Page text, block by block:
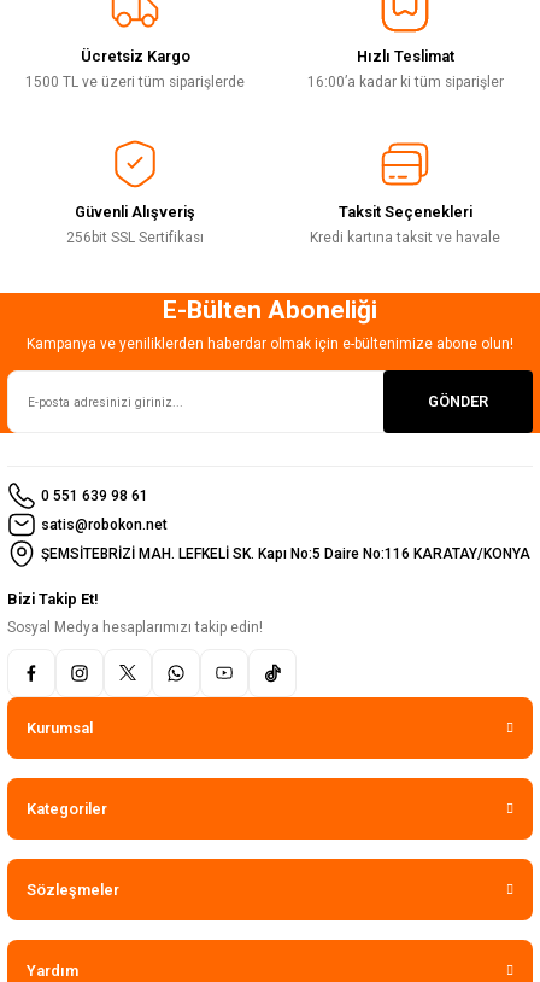
Ürün resmi kalitesiz, bozuk veya görüntülenemiyor.
Ürün açıklamasında eksik bilgiler bulunuyor.
Ürün bilgilerinde hatalar bulunuyor.
Bu ürüne benzer farklı alternatifler olmalı.
Gönder
Deneyimini Paylaş
Ücretsiz Kargo
1500 TL ve üzeri tüm siparişlerde
Hızlı Teslimat
16:00’a kadar ki tüm siparişler
Güvenli Alışveriş
256bit SSL Sertifikası
Taksit Seçenekleri
Kredi kartına taksit ve havale
E-Bülten Aboneliği
Kampanya ve yeniliklerden haberdar olmak için e-bültenimize abone olun!
GÖNDER
0 551 639 98 61
satis@robokon.net
ŞEMSİTEBRİZİ MAH. LEFKELİ SK. Kapı No:5 Daire No:116 KARATAY/KONYA
Bizi Takip Et!
Sosyal Medya hesaplarımızı takip edin!
Kurumsal
Kategoriler
Sözleşmeler
Yardım